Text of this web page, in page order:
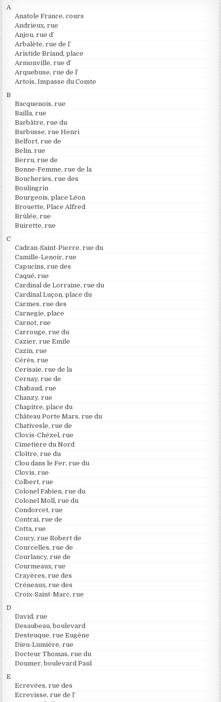
A
Anatole France, cours
Andrieux, rue
Anjou, rue d’
Arbalète, rue de l’
Aristide Briand, place
Armonville, rue d’
Arquebuse, rue de l’
Artois, Impasse du Comte
B
Bacquenois, rue
Bailla, rue
Barbâtre, rue du
Barbusse, rue Henri
Belfort, rue de
Belin, rue
Berru, rue de
Bonne-Femme, rue de la
Boucheries, rue des
Boulingrin
Bourgeois, place Léon
Brouette, Place Alfred
Brûlée, rue
Buirette, rue
C
Cadran-Saint-Pierre, rue du
Camille-Lenoir, rue
Capucins, rue des
Caqué, rue
Cardinal de Lorraine, rue du
Cardinal Luçon, place du
Carmes, rue des
Carnegie, place
Carnot, rue
Carrouge, rue du
Cazier, rue Emile
Cazin, rue
Cérès, rue
Cerisaie, rue de la
Cernay, rue de
Chabaud, rue
Chanzy, rue
Chapitre, place du
Château Porte Mars, rue du
Chativesle, rue de
Clovis-Chézel, rue
Cimetière du Nord
Cloître, rue du
Clou dans le Fer, rue du
Clovis, rue
Colbert, rue
Colonel Fabien, rue du
Colonel Moll, rue du
Condorcet, rue
Contrai, rue de
Cotta, rue
Coucy, rue Robert de
Courcelles, rue de
Courlancy, rue de
Courmeaux, rue
Crayères, rue des
Créneaux, rue des
Croix-Saint-Marc, rue
D
David, rue
Desaubeau, boulevard
Desteuque, rue Eugène
Dieu-Lumière, rue
Docteur Thomas, rue du
Doumer, boulevard Paul
E
Ecrevées, rue des
Ecrevisse, rue de l’